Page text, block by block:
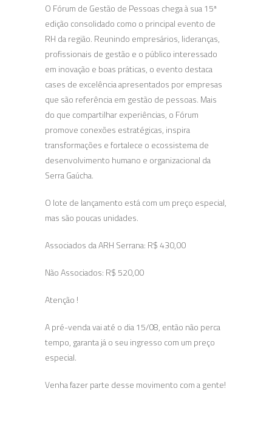
O Fórum de Gestão de Pessoas chega à sua 15ª
edição consolidado como o principal evento de
RH da região. Reunindo empresários, lideranças,
profissionais de gestão e o público interessado
em inovação e boas práticas, o evento destaca
cases de excelência apresentados por empresas
que são referência em gestão de pessoas. Mais
do que compartilhar experiências, o Fórum
promove conexões estratégicas, inspira
transformações e fortalece o ecossistema de
desenvolvimento humano e organizacional da
Serra Gaúcha.
O lote de lançamento está com um preço especial,
mas são poucas unidades.
Associados da ARH Serrana: R$ 430,00
Não Associados: R$ 520,00
Atenção !
A pré-venda vai até o dia 15/08, então não perca
tempo, garanta já o seu ingresso com um preço
especial.
Venha fazer parte desse movimento com a gente!